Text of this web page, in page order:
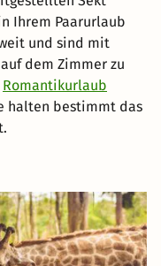
Ihrem Paarurlaub
und sind mit
dem Zimmer zu
Romantikurlaub
halten bestimmt das